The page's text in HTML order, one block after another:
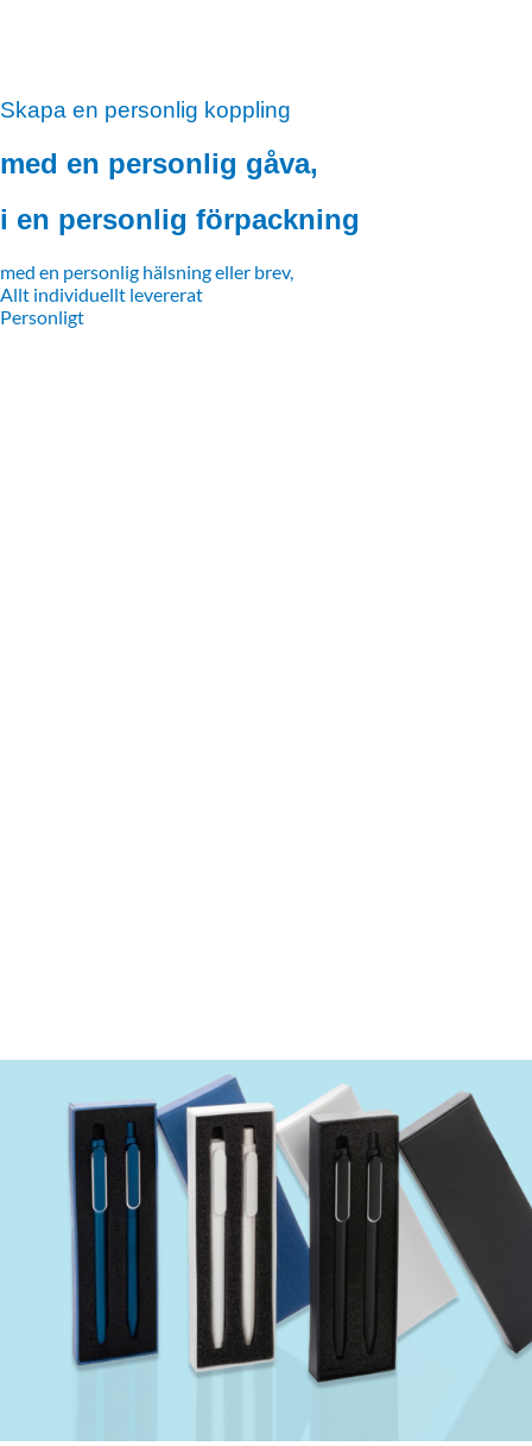
Skapa en personlig koppling
med en personlig gåva,
i en personlig förpackning
med en personlig hälsning eller brev,
Allt individuellt levererat
Personligt